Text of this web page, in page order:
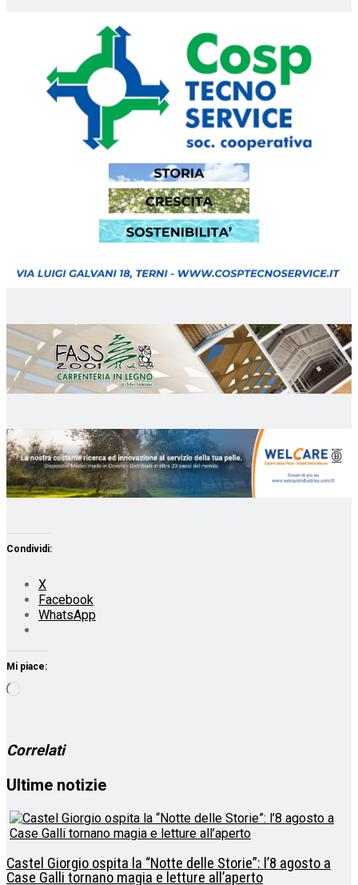
Condividi:
X
Facebook
WhatsApp
Mi piace:
Correlati
Ultime notizie
Castel Giorgio ospita la “Notte delle Storie”: l’8 agosto a
Case Galli tornano magia e letture all’aperto